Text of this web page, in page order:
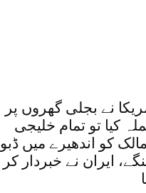
نے بجلی گھروں پر
کیا تو تمام خلیجی
کو اندھیرے میں ڈبو
ایران نے خبردار کر